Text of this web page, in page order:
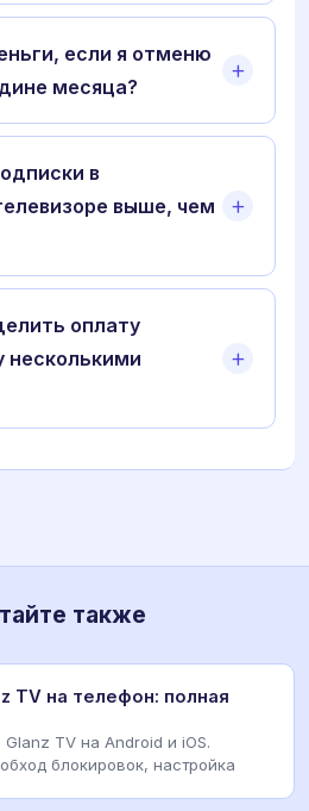
если я отменю
месяца?
в
выше, чем
оплату
также
TV на телефон: полная
Glanz TV на Android и iOS.
блокировок, настройка